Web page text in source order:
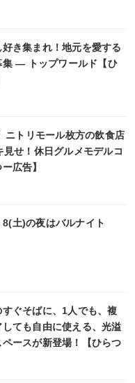
き集まれ！地元を愛する
集 ― トップワールド【ひ
ニトリモール枚方の飲食店
見せ！休日グルメモデルコ
広告】
土)の夜はバルナイト
ぐそばに、1人でも、複
ても自由に使える、光溢
ースが新登場！【ひらつ